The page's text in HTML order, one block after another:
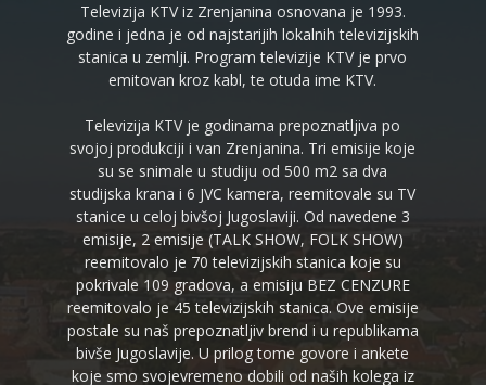
Televizija KTV iz Zrenjanina osnovana je 1993.
godine i jedna je od najstarijih lokalnih televizijskih
stanica u zemlji. Program televizije KTV je prvo
emitovan kroz kabl, te otuda ime KTV.
Televizija KTV je godinama prepoznatljiva po
svojoj produkciji i van Zrenjanina. Tri emisije koje
su se snimale u studiju od 500 m2 sa dva
studijska krana i 6 JVC kamera, reemitovale su TV
stanice u celoj bivšoj Jugoslaviji. Od navedene 3
emisije, 2 emisije (TALK SHOW, FOLK SHOW)
reemitovalo je 70 televizijskih stanica koje su
pokrivale 109 gradova, a emisiju BEZ CENZURE
reemitovalo je 45 televizijskih stanica. Ove emisije
postale su naš prepoznatljiv brend i u republikama
bivše Jugoslavije. U prilog tome govore i ankete
koje smo svojevremeno dobili od naših kolega iz